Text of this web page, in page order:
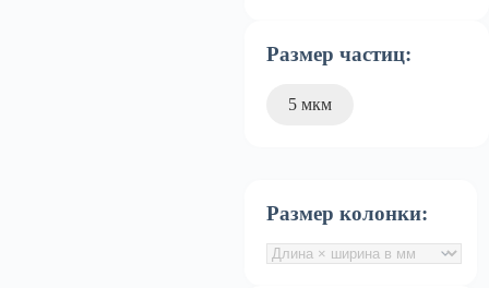
Размер частиц:
5 мкм
Размер колонки: